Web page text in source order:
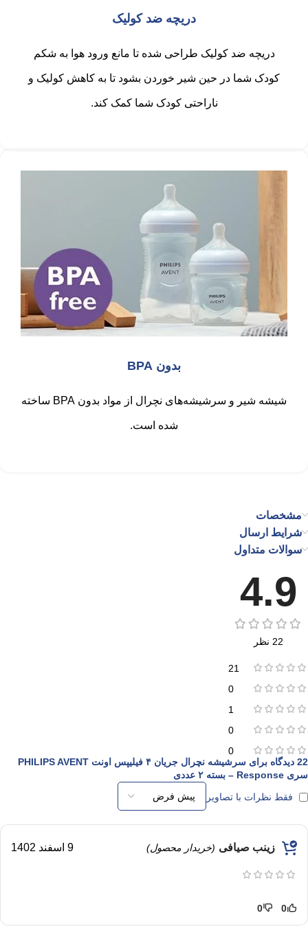
دریچه ضد کولیک
دریچه ضد کولیک طراحی شده تا مانع ورود هوا به شکم
کودک شما در حین شیر خوردن بشود تا به کاهش کولیک و
ناراحتی کودک شما کمک کند.
بدون BPA
شیشه شیر و سرشیشه‌های نچرال از مواد بدون BPA ساخته
شده است.
مشخصات
شرایط ارسال
سوالات متداول
4.9
22 نظر
21
0
1
0
0
22 دیدگاه برای
سرشیشه نچرال جریان ۴ فیلیپس اونت PHILIPS AVENT
سری Response – بسته ۲ عددی
فقط نظرات با تصاویر
زینب صیافی (خریدار محصول) 9 اسفند 1402
0
0